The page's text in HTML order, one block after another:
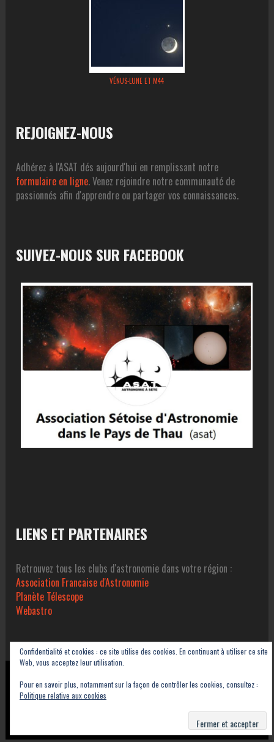
VÉNUS-LUNE ET M44
REJOIGNEZ-NOUS
Adhérez à l'ASAT dés aujourd'hui en remplissant notre
formulaire en ligne. Venez rejoindre notre communauté de
passionnés afin d'apprendre ou partager vos connaissances.
SUIVEZ-NOUS SUR FACEBOOK
LIENS ET PARTENAIRES
Retrouvez tous les clubs d'astronomie dans votre région :
Association Francaise d'Astronomie
Planète Télescope
Webastro
Copyright © 2023-2026 Association Sétoise d'Astronomie dans le Pays de Thau -
Politique de confidentialité
Confidentialité et cookies : ce site utilise des cookies. En continuant à utiliser ce site
Web, vous acceptez leur utilisation.
Pour en savoir plus, notamment sur la façon de contrôler les cookies, consultez :
Politique relative aux cookies